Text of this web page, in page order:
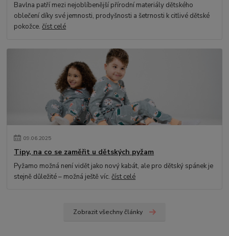
Bavlna patří mezi nejoblíbenější přírodní materiály dětského
oblečení díky své jemnosti, prodyšnosti a šetrnosti k citlivé dětské
pokožce.číst celé
09.06.2025
Tipy, na co se zaměřit u dětských pyžam
Pyžamo možná není vidět jako nový kabát, ale pro dětský spánek je
stejně důležité – možná ještě víc.číst celé
Zobrazit všechny články